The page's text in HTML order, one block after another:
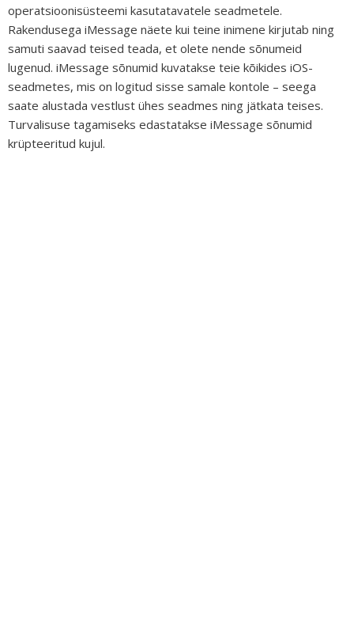
operatsioonisüsteemi kasutatavatele seadmetele.
Rakendusega iMessage näete kui teine inimene kirjutab ning
samuti saavad teised teada, et olete nende sõnumeid
lugenud. iMessage sõnumid kuvatakse teie kõikides iOS-
seadmetes, mis on logitud sisse samale kontole – seega
saate alustada vestlust ühes seadmes ning jätkata teises.
Turvalisuse tagamiseks edastatakse iMessage sõnumid
krüpteeritud kujul.